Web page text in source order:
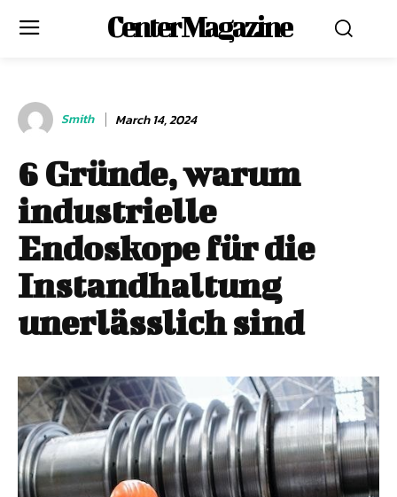
Center Magazine
Smith March 14, 2024
6 Gründe, warum
industrielle
Endoskope für die
Instandhaltung
unerlässlich sind